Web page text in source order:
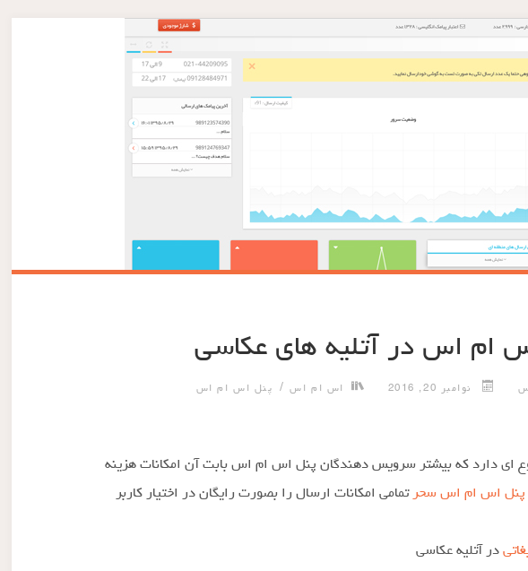
ام اس در آتلیه های عکاسی
نوامبر 20, 2016 اس ام اس/ پنل اس ام اس
ای دارد که بیشتر سرویس دهندگان پنل اس ام اس بابت آن امکانات هزینه
پنل اس ام اس سحر تمامی امکانات ارسال را بصورت رایگان در اختیار کاربر
در آتلیه عکاسی